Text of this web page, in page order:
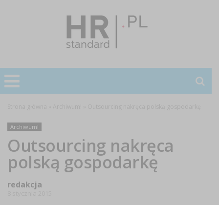
Archiwum!
Outsourcing nakręca
polską gospodarkę
redakcja